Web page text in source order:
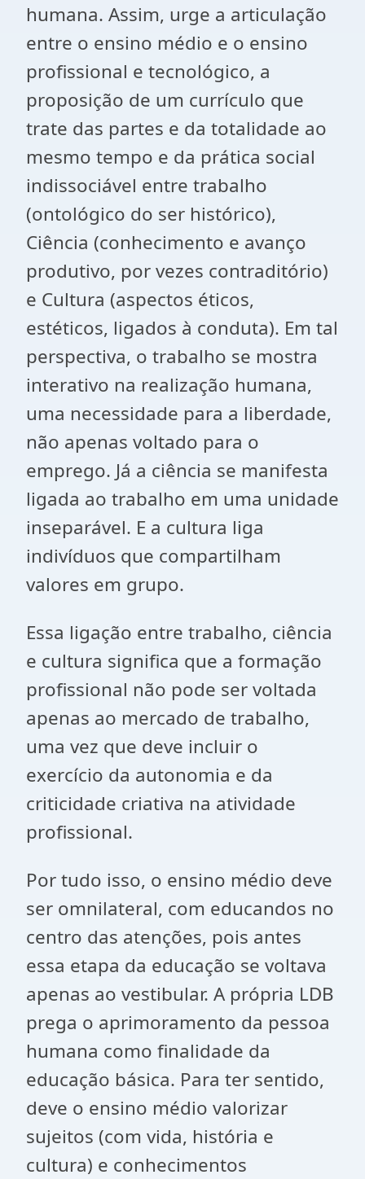
humana. Assim, urge a articulação
entre o ensino médio e o ensino
profissional e tecnológico, a
proposição de um currículo que
trate das partes e da totalidade ao
mesmo tempo e da prática social
indissociável entre trabalho
(ontológico do ser histórico),
Ciência (conhecimento e avanço
produtivo, por vezes contraditório)
e Cultura (aspectos éticos,
estéticos, ligados à conduta). Em tal
perspectiva, o trabalho se mostra
interativo na realização humana,
uma necessidade para a liberdade,
não apenas voltado para o
emprego. Já a ciência se manifesta
ligada ao trabalho em uma unidade
inseparável. E a cultura liga
indivíduos que compartilham
valores em grupo.
Essa ligação entre trabalho, ciência
e cultura significa que a formação
profissional não pode ser voltada
apenas ao mercado de trabalho,
uma vez que deve incluir o
exercício da autonomia e da
criticidade criativa na atividade
profissional.
Por tudo isso, o ensino médio deve
ser omnilateral, com educandos no
centro das atenções, pois antes
essa etapa da educação se voltava
apenas ao vestibular. A própria LDB
prega o aprimoramento da pessoa
humana como finalidade da
educação básica. Para ter sentido,
deve o ensino médio valorizar
sujeitos (com vida, história e
cultura) e conhecimentos